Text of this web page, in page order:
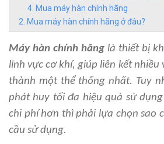
Mua máy hàn chính hãng
Mua máy hàn chính hãng ở đâu?
Máy hàn chính hãng là thiết bị
lĩnh vực cơ khí, giúp liên kết nhiều
thành một thể thống nhất. Tuy
phát huy tối đa hiệu quả sử
chi phí hơn thì phải lựa chọn sao
cầu sử dụng.